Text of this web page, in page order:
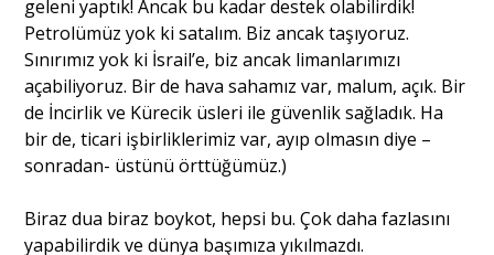
geleni yaptık! Ancak bu kadar destek olabilirdik!
Petrolümüz yok ki satalım. Biz ancak taşıyoruz.
Sınırımız yok ki İsrail’e, biz ancak limanlarımızı
açabiliyoruz. Bir de hava sahamız var, malum, açık. Bir
de İncirlik ve Kürecik üsleri ile güvenlik sağladık. Ha
bir de, ticari işbirliklerimiz var, ayıp olmasın diye –
sonradan- üstünü örttüğümüz.)
Biraz dua biraz boykot, hepsi bu. Çok daha fazlasını
yapabilirdik ve dünya başımıza yıkılmazdı.